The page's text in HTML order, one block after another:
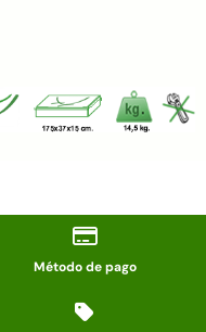
Método de pago